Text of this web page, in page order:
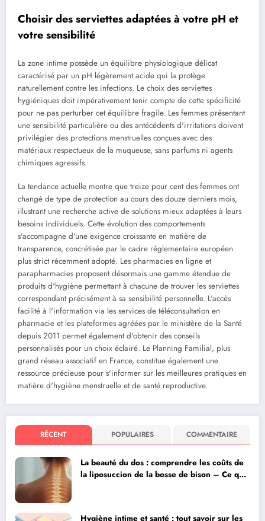
Choisir des serviettes adaptées à votre pH et
votre sensibilité
La zone intime possède un équilibre physiologique délicat
caractérisé par un pH légèrement acide qui la protège
naturellement contre les infections. Le choix des serviettes
hygiéniques doit impérativement tenir compte de cette spécificité
pour ne pas perturber cet équilibre fragile. Les femmes présentant
une sensibilité particulière ou des antécédents d'irritations doivent
privilégier des protections menstruelles conçues avec des
matériaux respectueux de la muqueuse, sans parfums ni agents
chimiques agressifs.
La tendance actuelle montre que treize pour cent des femmes ont
changé de type de protection au cours des douze derniers mois,
illustrant une recherche active de solutions mieux adaptées à leurs
besoins individuels. Cette évolution des comportements
s'accompagne d'une exigence croissante en matière de
transparence, concrétisée par le cadre réglementaire européen
plus strict récemment adopté. Les pharmacies en ligne et
parapharmacies proposent désormais une gamme étendue de
produits d'hygiène permettant à chacune de trouver les serviettes
correspondant précisément à sa sensibilité personnelle. L'accès
facilité à l'information via les services de téléconsultation en
pharmacie et les plateformes agréées par le ministère de la Santé
depuis 2011 permet également d'obtenir des conseils
personnalisés pour un choix éclairé. Le Planning Familial, plus
grand réseau associatif en France, constitue également une
ressource précieuse pour s'informer sur les meilleures pratiques en
matière d'hygiène menstruelle et de santé reproductive.
RÉCENT POPULAIRES COMMENTAIRE
La beauté du dos : comprendre les coûts de
la liposuccion de la bosse de bison – Ce que
Hygiène intime et santé : tout savoir sur les